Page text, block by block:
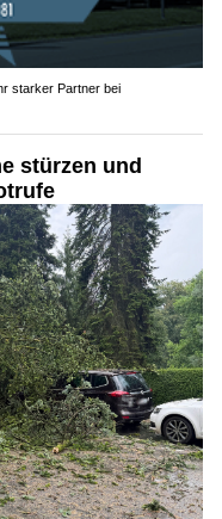
starker Partner bei
stürzen und